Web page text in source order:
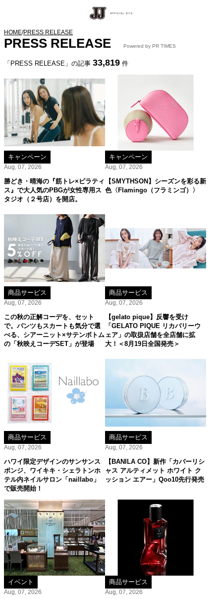
HOME/PRESS RELEASE
PRESS RELEASE Powered by PR TIMES
「PRESS RELEASE」の記事 33,819 件
キャンペーン
Aug, 07, 2026
勝どき・晴海の『筋トレ×ピラティ
ス』で大人気のPBGが女性専用ス
タジオ（２号店）を開店。
キャンペーン
Aug, 07, 2026
【SMYTHSON】シーズンを彩る新
色〈Flamingo（フラミンゴ）〉
商品サービス
Aug, 07, 2026
この秋の正解コーデを、セット
で。パンツもスカートも気分で選
べる、シアーニット×サテンボトム
の「秋映えコーデSET」が登場
商品サービス
Aug, 07, 2026
【gelato pique】反響を受け
「GELATO PIQUE リカバリーウ
ェア」の取扱店舗を全店舗に拡
大！＜8月19日全国発売＞
商品サービス
Aug, 07, 2026
ハワイ限定デザインのサンサンス
ポンジ、ワイキキ・シェラトンホ
テル内ネイルサロン「naillabo」
で販売開始！
商品サービス
Aug, 07, 2026
【BANILA CO】新作「カバーリシ
ャス アルティメット ホワイト ク
ッション エアー」Qoo10先行発売
イベント
Aug, 07, 2026
商品サービス
Aug, 07, 2026